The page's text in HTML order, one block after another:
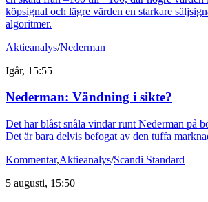
köpsignal och lägre värden en starkare
algoritmer.
Aktieanalys/Nederman
Igår, 15:55
Nederman: Vändning i sikte?
Det har blåst snåla vindar runt Nederman på
Det är bara delvis befogat av den tuffa
Kommentar,Aktieanalys/Scandi Standard
5 augusti, 15:50